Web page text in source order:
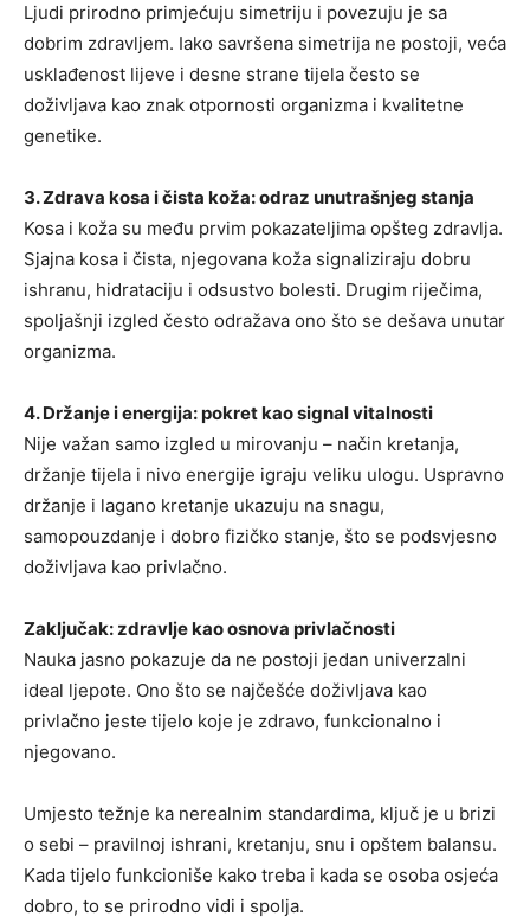
Ljudi prirodno primjećuju simetriju i povezuju je sa
dobrim zdravljem. Iako savršena simetrija ne postoji, veća
usklađenost lijeve i desne strane tijela često se
doživljava kao znak otpornosti organizma i kvalitetne
genetike.
3. Zdrava kosa i čista koža: odraz unutrašnjeg stanja
Kosa i koža su među prvim pokazateljima opšteg zdravlja.
Sjajna kosa i čista, njegovana koža signaliziraju dobru
ishranu, hidrataciju i odsustvo bolesti. Drugim riječima,
spoljašnji izgled često odražava ono što se dešava unutar
organizma.
4. Držanje i energija: pokret kao signal vitalnosti
Nije važan samo izgled u mirovanju – način kretanja,
držanje tijela i nivo energije igraju veliku ulogu. Uspravno
držanje i lagano kretanje ukazuju na snagu,
samopouzdanje i dobro fizičko stanje, što se podsvjesno
doživljava kao privlačno.
Zaključak: zdravlje kao osnova privlačnosti
Nauka jasno pokazuje da ne postoji jedan univerzalni
ideal ljepote. Ono što se najčešće doživljava kao
privlačno jeste tijelo koje je zdravo, funkcionalno i
njegovano.
Umjesto težnje ka nerealnim standardima, ključ je u brizi
o sebi – pravilnoj ishrani, kretanju, snu i opštem balansu.
Kada tijelo funkcioniše kako treba i kada se osoba osjeća
dobro, to se prirodno vidi i spolja.